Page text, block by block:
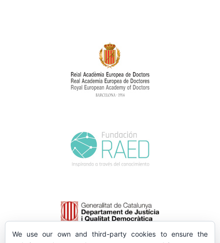
We use our own and third-party cookies to ensure the